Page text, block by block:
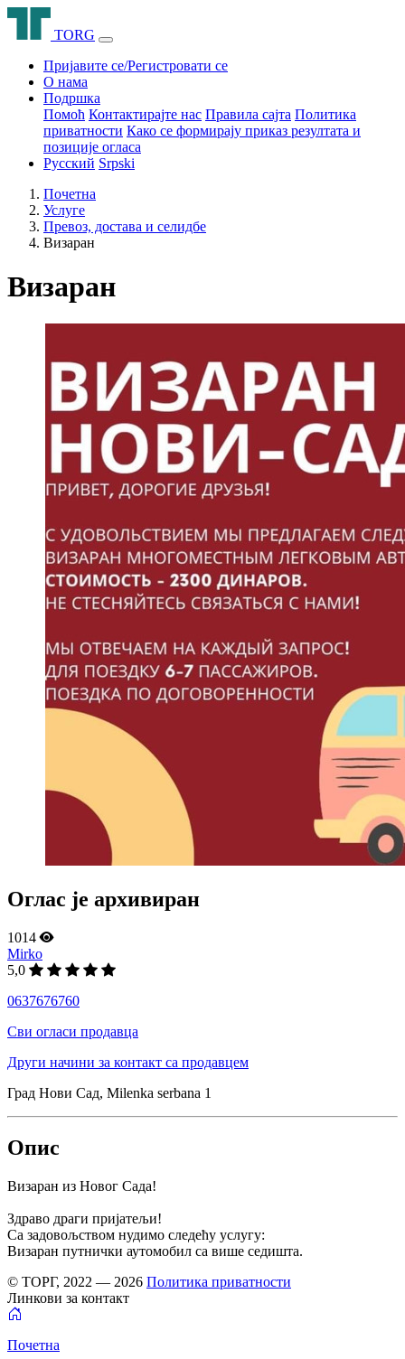
TORG
Пријавите се/Регистровати се
О нама
Подршка
Помоћ Контактирајте нас Правила сајта Политика
приватности Како се формирају приказ резултата и
позиције огласа
Русский Srpski
Почетна
Услуге
Превоз, достава и селидбе
Визаран
Визаран
Оглас је архивиран
1014
Mirko
5,0
0637676760
Сви огласи продавца
Други начини за контакт са продавцем
Град Нови Сад, Milenka serbana 1
Опис
Визаран из Новог Сада!
Здраво драги пријатељи!
Са задовољством нудимо следећу услугу:
Визаран путнички аутомобил са више седишта.
© ТОРГ, 2022 — 2026 Политика приватности
Линкови за контакт
Почетна